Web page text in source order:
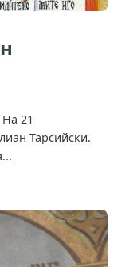
21
Тарсийски.